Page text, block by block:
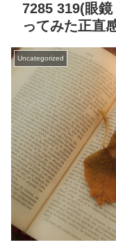
7285 319(眼
ってみた正直
Uncategorized